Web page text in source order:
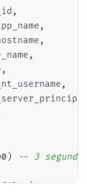
,
,
,
,
,
,
)
-- 3
(